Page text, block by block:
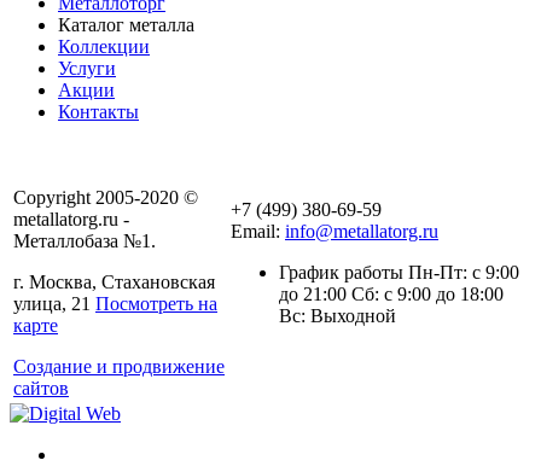
Каталог металла
Коллекции
Услуги
Акции
Контакты
Copyright 2005-2020 ©
metallatorg.ru -
Металлобаза №1.
г. Москва, Стахановская
улица, 21 Посмотреть на
карте
Создание и продвижение
сайтов
+7 (499) 380-69-59
Email: info@metallatorg.ru
График работы Пн-Пт: с 9:00
до 21:00 Сб: с 9:00 до 18:00
Вс: Выходной